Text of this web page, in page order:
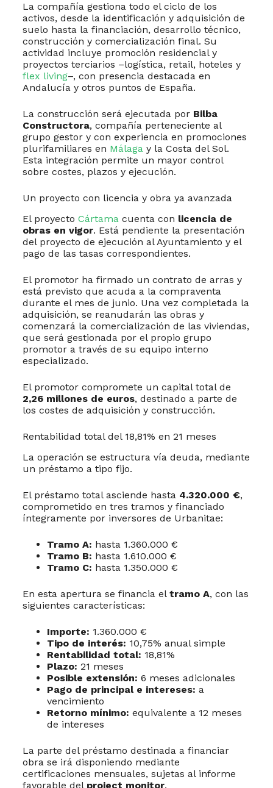
La compañía gestiona todo el ciclo de los
activos, desde la identificación y adquisición de
suelo hasta la financiación, desarrollo técnico,
construcción y comercialización final. Su
actividad incluye promoción residencial y
proyectos terciarios –logística, retail, hoteles y
flex living–, con presencia destacada en
Andalucía y otros puntos de España.
La construcción será ejecutada por Bilba
Constructora, compañía perteneciente al
grupo gestor y con experiencia en promociones
plurifamiliares en Málagay la Costa del Sol.
Esta integración permite un mayor control
sobre costes, plazos y ejecución.
Un proyecto con licencia y obra ya avanzada
El proyecto Cártamacuenta con licencia de
obras en vigor. Está pendiente la presentación
del proyecto de ejecución al Ayuntamiento y el
pago de las tasas correspondientes.
El promotor ha firmado un contrato de arras y
está previsto que acuda a la compraventa
durante el mes de junio. Una vez completada la
adquisición, se reanudarán las obras y
comenzará la comercialización de las viviendas,
que será gestionada por el propio grupo
promotor a través de su equipo interno
especializado.
El promotor compromete un capital total de
2,26 millones de euros, destinado a parte de
los costes de adquisición y construcción.
Rentabilidad total del 18,81% en 21 meses
La operación se estructura vía deuda, mediante
un préstamo a tipo fijo.
El préstamo total asciende hasta 4.320.000 €,
comprometido en tres tramos y financiado
íntegramente por inversores de Urbanitae:
Tramo A: hasta 1.360.000 €
Tramo B: hasta 1.610.000 €
Tramo C: hasta 1.350.000 €
En esta apertura se financia el tramo A, con las
siguientes características:
Importe: 1.360.000 €
Tipo de interés: 10,75% anual simple
Rentabilidad total: 18,81%
Plazo: 21 meses
Posible extensión: 6 meses adicionales
Pago de principal e intereses: a
vencimiento
Retorno mínimo: equivalente a 12 meses
de intereses
La parte del préstamo destinada a financiar
obra se irá disponiendo mediante
certificaciones mensuales, sujetas al informe
favorable del project monitor.